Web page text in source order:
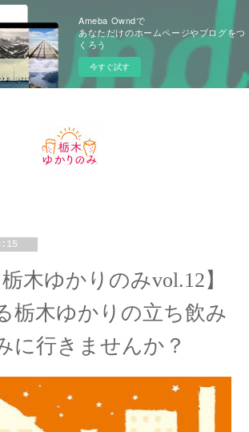
Ameba Owndで
あなただけのホームページやブログをつ
くろう
今すぐ試す
木ゆかりのみvol.12】
栃木ゆかりの立ち飲み
に行きませんか？